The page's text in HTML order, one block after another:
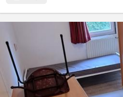
Chambre au calme à louer, dans
dans le quartier de
communautaire, 2 douches, 2
Très bien situé: près des auditoires
de la